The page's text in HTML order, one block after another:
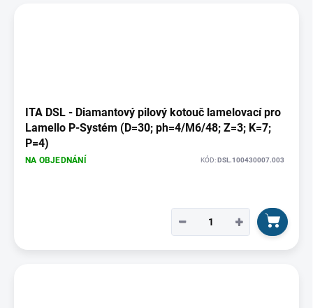
ITA DSL - Diamantový pilový kotouč lamelovací pro
Lamello P-Systém (D=30; ph=4/M6/48; Z=3; K=7;
P=4)
NA OBJEDNÁNÍ KÓD:DSL.100430007.003
+
−